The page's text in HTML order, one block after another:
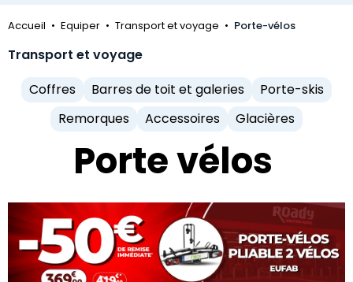
Accueil Equiper Transport et voyage Porte-vélos
Transport et voyage
Coffres
Barres de toit et galeries
Porte-skis
Remorques
Accessoires Glacières
Porte vélos